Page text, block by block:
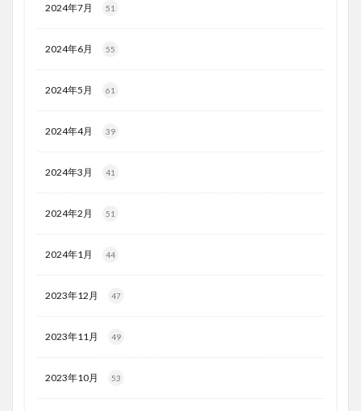
2024年7月 51
2024年6月 55
2024年5月 61
2024年4月 39
2024年3月 41
2024年2月 51
2024年1月 44
2023年12月 47
2023年11月 49
2023年10月 53